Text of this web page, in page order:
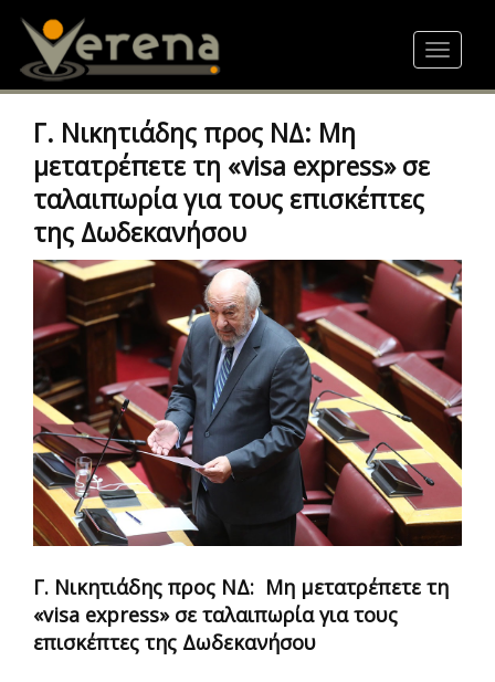
content
Toggle
Γ. Νικητιάδης προς ΝΔ: Μη
μετατρέπετε τη «visa express» σε
ταλαιπωρία για τους επισκέπτες
της Δωδεκανήσου
Γ. Νικητιάδης προς ΝΔ: Μη μετατρέπετε τη
«visa express» σε ταλαιπωρία για τους
επισκέπτες της Δωδεκανήσου